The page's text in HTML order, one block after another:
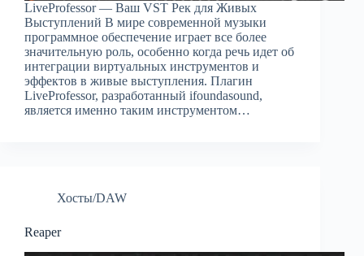
LiveProfessor — Ваш VST Рек для Живых
Выступлений В мире современной музыки
программное обеспечение играет все более
значительную роль, особенно когда речь идет об
интеграции виртуальных инструментов и
эффектов в живые выступления. Плагин
LiveProfessor, разработанный ifoundasound,
является именно таким инструментом…
Хосты/DAW
Reaper